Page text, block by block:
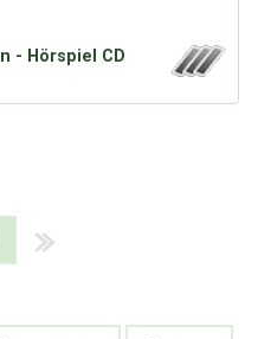
- Hörspiel CD